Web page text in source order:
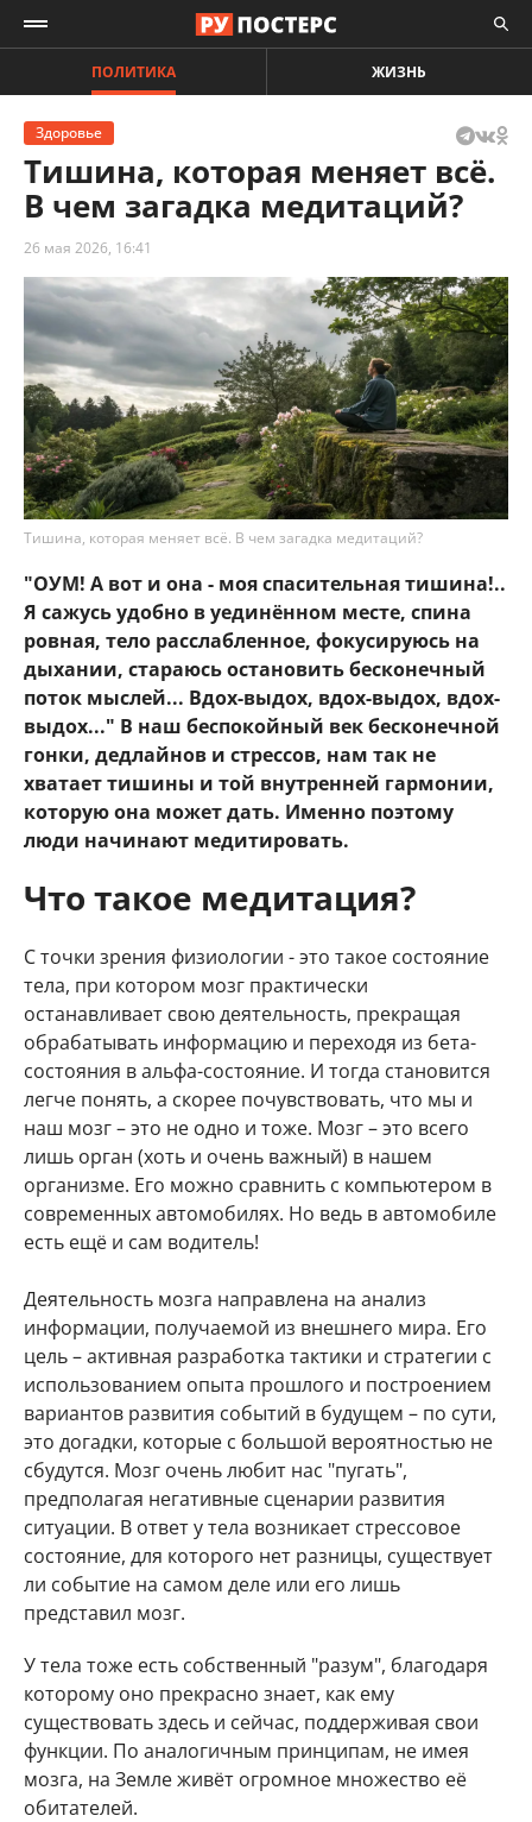
ПОЛИТИКА ЖИЗНЬ
Здоровье
Тишина, которая меняет всё.
В чем загадка медитаций?
26 мая 2026, 16:41
Тишина, которая меняет всё. В чем загадка медитаций?
"ОУМ! А вот и она - моя спасительная тишина!..
Я сажусь удобно в уединённом месте, спина
ровная, тело расслабленное, фокусируюсь на
дыхании, стараюсь остановить бесконечный
поток мыслей... Вдох-выдох, вдох-выдох, вдох-
выдох..." В наш беспокойный век бесконечной
гонки, дедлайнов и стрессов, нам так не
хватает тишины и той внутренней гармонии,
которую она может дать. Именно поэтому
люди начинают медитировать.
Что такое медитация?
С точки зрения физиологии - это такое состояние
тела, при котором мозг практически
останавливает свою деятельность, прекращая
обрабатывать информацию и переходя из бета-
состояния в альфа-состояние. И тогда становится
легче понять, а скорее почувствовать, что мы и
наш мозг – это не одно и тоже. Мозг – это всего
лишь орган (хоть и очень важный) в нашем
организме. Его можно сравнить с компьютером в
современных автомобилях. Но ведь в автомобиле
есть ещё и сам водитель!
Деятельность мозга направлена на анализ
информации, получаемой из внешнего мира. Его
цель – активная разработка тактики и стратегии с
использованием опыта прошлого и построением
вариантов развития событий в будущем – по сути,
это догадки, которые с большой вероятностью не
сбудутся. Мозг очень любит нас "пугать",
предполагая негативные сценарии развития
ситуации. В ответ у тела возникает стрессовое
состояние, для которого нет разницы, существует
ли событие на самом деле или его лишь
представил мозг.
У тела тоже есть собственный "разум", благодаря
которому оно прекрасно знает, как ему
существовать здесь и сейчас, поддерживая свои
функции. По аналогичным принципам, не имея
мозга, на Земле живёт огромное множество её
обитателей.